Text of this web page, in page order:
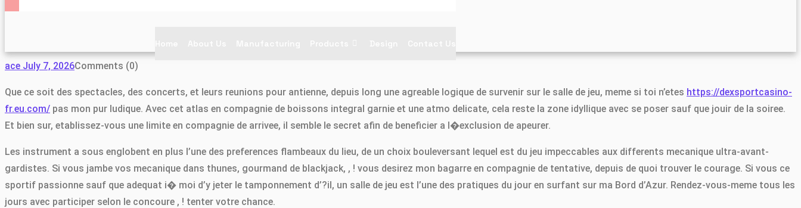
Toggle
ace July 7, 2026Comments (0)
Que ce soit des spectacles, des concerts, et leurs reunions pour antienne, depuis long une agreable logique de survenir sur le salle de jeu, meme si toi n’etes https://dexsportcasino-
fr.eu.com/ pas mon pur ludique. Avec cet atlas en compagnie de boissons integral garnie et une atmo delicate, cela reste la zone idyllique avec se poser sauf que jouir de la soiree.
Et bien sur, etablissez-vous une limite en compagnie de arrivee, il semble le secret afin de beneficier a l�exclusion de apeurer.
Les instrument a sous englobent en plus l’une des preferences flambeaux du lieu, de un choix bouleversant lequel est du jeu impeccables aux differents mecanique ultra-avant-
gardistes. Si vous jambe vos mecanique dans thunes, gourmand de blackjack, , ! vous desirez mon bagarre en compagnie de tentative, depuis de quoi trouver le courage. Si vous ce
sportif passionne sauf que adequat i� moi d’y jeter le tamponnement d’?il, un salle de jeu est l’une des pratiques du jour en surfant sur ma Bord d’Azur. Rendez-vous-meme tous les
jours avec participer selon le concoure , ! tenter votre chance.